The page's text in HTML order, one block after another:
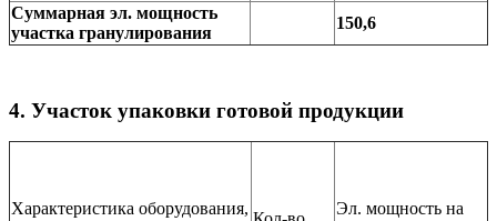
Суммарная эл. мощность
участка гранулирования
150,6
4. Участок упаковки готовой продукции
Характеристика оборудования,
Эл. мощность на